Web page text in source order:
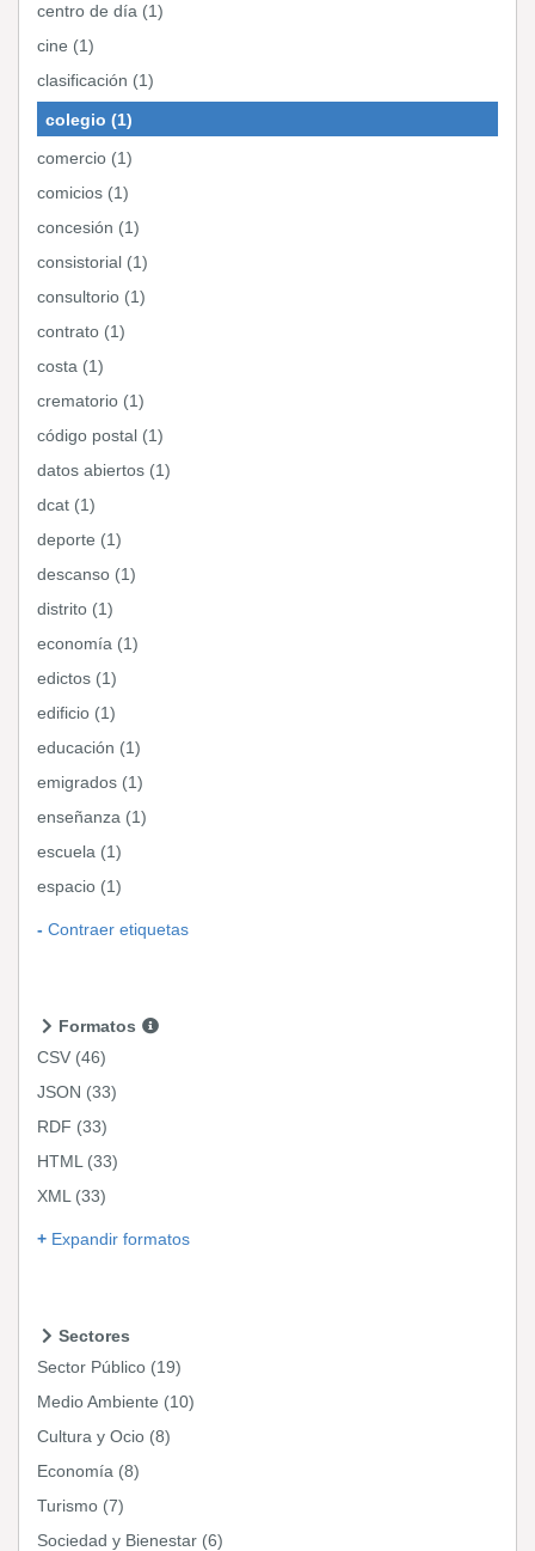
centro de día (1)
cine (1)
clasificación (1)
colegio (1)
comercio (1)
comicios (1)
concesión (1)
consistorial (1)
consultorio (1)
contrato (1)
costa (1)
crematorio (1)
código postal (1)
datos abiertos (1)
dcat (1)
deporte (1)
descanso (1)
distrito (1)
economía (1)
edictos (1)
edificio (1)
educación (1)
emigrados (1)
enseñanza (1)
escuela (1)
espacio (1)
Contraer etiquetas
Formatos
CSV (46)
JSON (33)
RDF (33)
HTML (33)
XML (33)
Expandir formatos
Sectores
Sector Público (19)
Medio Ambiente (10)
Cultura y Ocio (8)
Economía (8)
Turismo (7)
Sociedad y Bienestar (6)